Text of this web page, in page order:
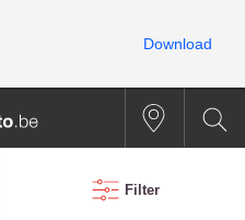
Filter
Download